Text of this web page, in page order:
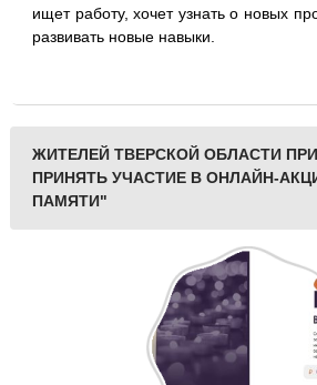
ищет работу, хочет узнать о новых
развивать новые навыки.
ЖИТЕЛЕЙ ТВЕРСКОЙ ОБЛАСТИ
ПРИНЯТЬ УЧАСТИЕ В ОНЛАЙН-
ПАМЯТИ"